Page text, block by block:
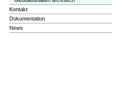
Kontakt
Dokumentation
News